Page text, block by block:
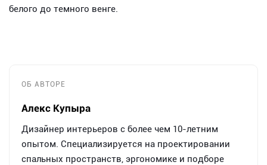
белого до темного венге.
ОБ АВТОРЕ
Алекс Купыра
Дизайнер интерьеров с более чем 10-летним
опытом. Специализируется на проектировании
спальных пространств, эргономике и подборе